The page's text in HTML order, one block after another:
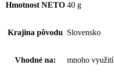
Hmotnost NETO 40 g
Krajina pôvodu Slovensko
Vhodné na: mnoho využití